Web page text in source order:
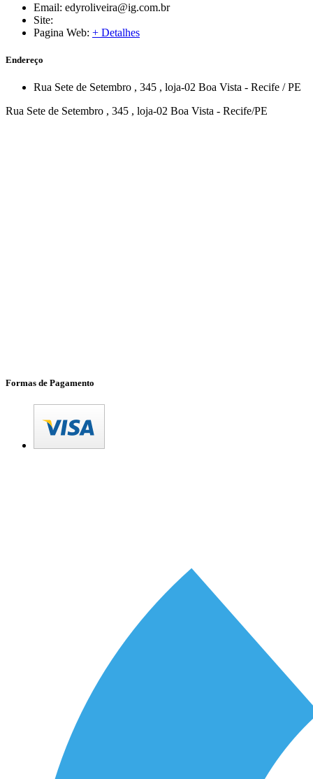
Email: edyroliveira@ig.com.br
Site:
Pagina Web: + Detalhes
Endereço
Rua Sete de Setembro , 345 , loja-02 Boa Vista - Recife /PE
Rua Sete de Setembro , 345 , loja-02 Boa Vista - Recife/PE
Formas de Pagamento